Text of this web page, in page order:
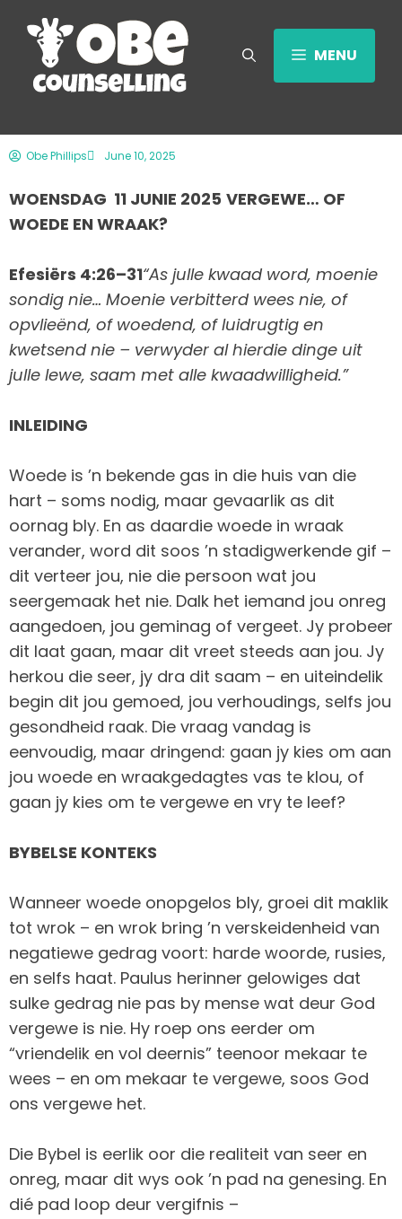
MENU
Obe Phillips June 10, 2025
WOENSDAG 11 JUNIE 2025 VERGEWE… OF
WOEDE EN WRAAK?
Efesiërs 4:26–31“As julle kwaad word, moenie
sondig nie… Moenie verbitterd wees nie, of
opvlieënd, of woedend, of luidrugtig en
kwetsend nie – verwyder al hierdie dinge uit
julle lewe, saam met alle kwaadwilligheid.”
INLEIDING
Woede is ’n bekende gas in die huis van die
hart – soms nodig, maar gevaarlik as dit
oornag bly. En as daardie woede in wraak
verander, word dit soos ’n stadigwerkende gif –
dit verteer jou, nie die persoon wat jou
seergemaak het nie. Dalk het iemand jou onreg
aangedoen, jou geminag of vergeet. Jy probeer
dit laat gaan, maar dit vreet steeds aan jou. Jy
herkou die seer, jy dra dit saam – en uiteindelik
begin dit jou gemoed, jou verhoudings, selfs jou
gesondheid raak. Die vraag vandag is
eenvoudig, maar dringend: gaan jy kies om aan
jou woede en wraakgedagtes vas te klou, of
gaan jy kies om te vergewe en vry te leef?
BYBELSE KONTEKS
Wanneer woede onopgelos bly, groei dit maklik
tot wrok – en wrok bring ’n verskeidenheid van
negatiewe gedrag voort: harde woorde, rusies,
en selfs haat. Paulus herinner gelowiges dat
sulke gedrag nie pas by mense wat deur God
vergewe is nie. Hy roep ons eerder om
“vriendelik en vol deernis” teenoor mekaar te
wees – en om mekaar te vergewe, soos God
ons vergewe het.
Die Bybel is eerlik oor die realiteit van seer en
onreg, maar dit wys ook ’n pad na genesing. En
dié pad loop deur vergifnis –